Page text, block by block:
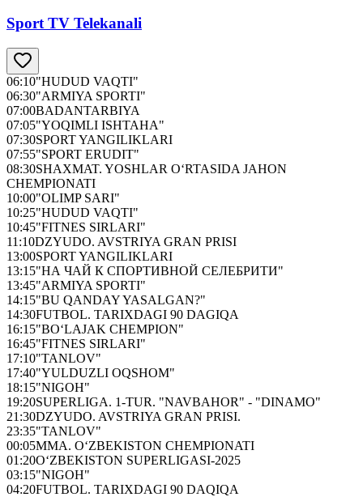
Sport TV Telekanali
06:10"HUDUD VAQTI"
06:30"ARMIYA SPORTI"
07:00BADANTARBIYA
07:05"YOQIMLI ISHTAHA"
07:30SPORT YANGILIKLARI
07:55"SPORT ERUDIT"
08:30SHAXMAT. YOSHLAR O‘RTASIDA JAHON
CHEMPIONATI
10:00"OLIMP SARI"
10:25"HUDUD VAQTI"
10:45"FITNES SIRLARI"
11:10DZYUDO. AVSTRIYA GRAN PRISI
13:00SPORT YANGILIKLARI
13:15"НА ЧАЙ К СПОРТИВНОЙ СЕЛЕБРИТИ"
13:45"ARMIYA SPORTI"
14:15"BU QANDAY YASALGAN?"
14:30FUTBOL. TARIXDAGI 90 DAGIQA
16:15"BO‘LAJAK CHEMPION"
16:45"FITNES SIRLARI"
17:10"TANLOV"
17:40"YULDUZLI OQSHOM"
18:15"NIGOH"
19:20SUPERLIGA. 1-TUR. "NAVBAHOR" - "DINAMO"
21:30DZYUDO. AVSTRIYA GRAN PRISI.
23:35"TANLOV"
00:05MMA. O‘ZBEKISTON CHEMPIONATI
01:20O‘ZBEKISTON SUPERLIGASI-2025
03:15"NIGOH"
04:20FUTBOL. TARIXDAGI 90 DAQIQA